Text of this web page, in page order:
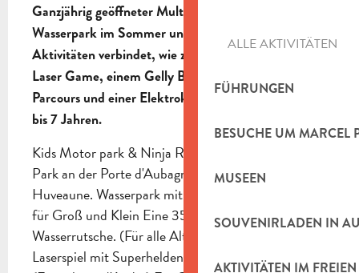
ALLE AKTIVITÄTEN
FÜHRUNGEN
BESUCHE UM MARCEL
MUSEEN
SOUVENIRLADEN IN
AKTIVITÄTEN IM FREIEN
Ganzjährig geöffneter Multi-Freizeitpark, der einen
Wasserpark im Sommer und verschiedene
Aktivitäten verbindet, wie z. B. das
Laser Game, einem Gelly Ball, einem Ninja-
Parcours und einer Elektrokartbahn für Kinder von 1
bis 7 Jahren.
Kids Motor park & Ninja Run, Ihr Multi-Aktivitäts-
Park an der Porte d'Aubagne, Ausfahrt La Penne S/
Huveaune. Wasserpark mit 170 m Wasserrutschen
für Groß und Klein Eine 350 m2 große
Wasserrutsche. (Für alle Altersgruppen) Ein
Laserspiel mit Superhelden-Dekor